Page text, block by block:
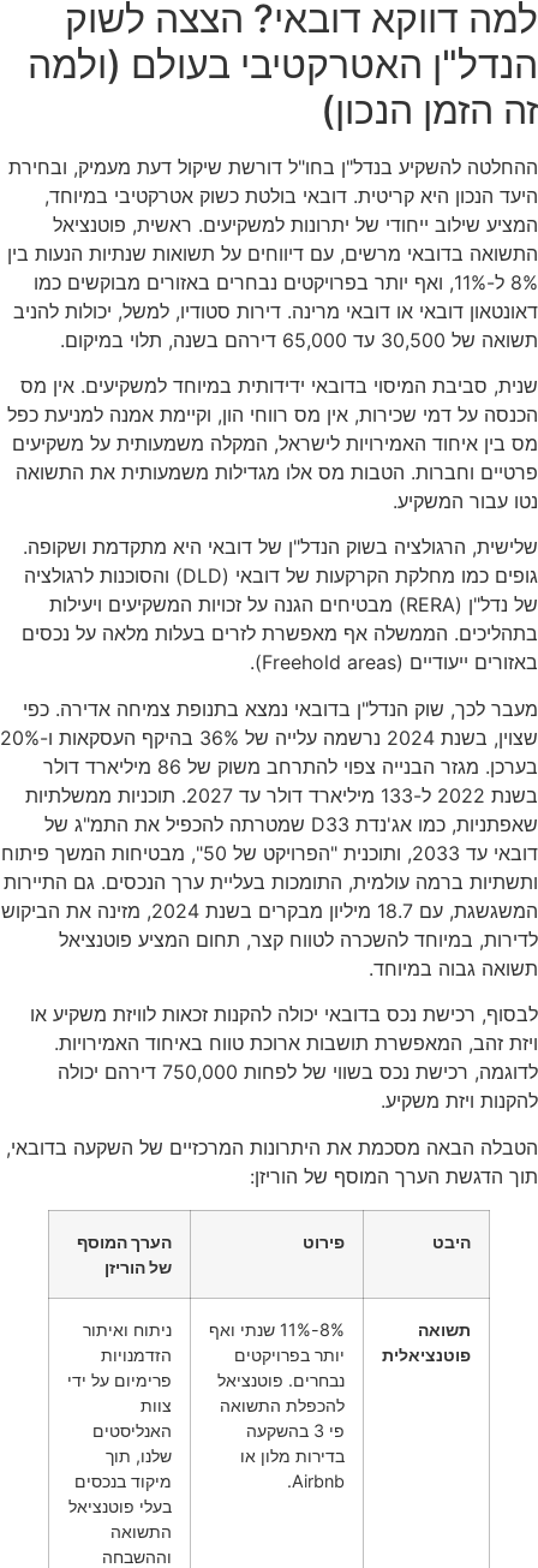
למה דווקא דובאי? הצצה לשוק
הנדל"ן האטרקטיבי בעולם (ולמה
זה הזמן הנכון)
ההחלטה להשקיע בנדל"ן בחו"ל דורשת שיקול דעת מעמיק, ובחירת
היעד הנכון היא קריטית. דובאי בולטת כשוק אטרקטיבי במיוחד,
המציע שילוב ייחודי של יתרונות למשקיעים. ראשית, פוטנציאל
התשואה בדובאי מרשים, עם דיווחים על תשואות שנתיות הנעות בין
8% ל-11%, ואף יותר בפרויקטים נבחרים באזורים מבוקשים כמו
דאונטאון דובאי או דובאי מרינה. דירות סטודיו, למשל, יכולות להניב
תשואה של 30,500 עד 65,000 דירהם בשנה, תלוי במיקום.
שנית, סביבת המיסוי בדובאי ידידותית במיוחד למשקיעים. אין מס
הכנסה על דמי שכירות, אין מס רווחי הון, וקיימת אמנה למניעת כפל
מס בין איחוד האמירויות לישראל, המקלה משמעותית על משקיעים
פרטיים וחברות. הטבות מס אלו מגדילות משמעותית את התשואה
נטו עבור המשקיע.
שלישית, הרגולציה בשוק הנדל"ן של דובאי היא מתקדמת ושקופה.
גופים כמו מחלקת הקרקעות של דובאי (DLD) והסוכנות לרגולציה
של נדל"ן (RERA) מבטיחים הגנה על זכויות המשקיעים ויעילות
בתהליכים. הממשלה אף מאפשרת לזרים בעלות מלאה על נכסים
באזורים ייעודיים (Freehold areas).
מעבר לכך, שוק הנדל"ן בדובאי נמצא בתנופת צמיחה אדירה. כפי
שצוין, בשנת 2024 נרשמה עלייה של 36% בהיקף העסקאות ו-20%
בערכן. מגזר הבנייה צפוי להתרחב משוק של 86 מיליארד דולר
בשנת 2022 ל-133 מיליארד דולר עד 2027. תוכניות ממשלתיות
שאפתניות, כמו אג'נדת D33 שמטרתה להכפיל את התמ"ג של
דובאי עד 2033, ותוכנית "הפרויקט של 50", מבטיחות המשך פיתוח
ותשתיות ברמה עולמית, התומכות בעליית ערך הנכסים. גם התיירות
המשגשגת, עם 18.7 מיליון מבקרים בשנת 2024, מזינה את הביקוש
לדירות, במיוחד להשכרה לטווח קצר, תחום המציע פוטנציאל
תשואה גבוה במיוחד.
לבסוף, רכישת נכס בדובאי יכולה להקנות זכאות לוויזת משקיע או
ויזת זהב, המאפשרת תושבות ארוכת טווח באיחוד האמירויות.
לדוגמה, רכישת נכס בשווי של לפחות 750,000 דירהם יכולה
להקנות ויזת משקיע.
הטבלה הבאה מסכמת את היתרונות המרכזיים של השקעה בדובאי,
תוך הדגשת הערך המוסף של הוריזן:
היבט פירוט
הערך המוסף
של הוריזן
תשואה
פוטנציאלית
8%-11% שנתי ואף
יותר בפרויקטים
נבחרים. פוטנציאל
להכפלת התשואה
פי 3 בהשקעה
בדירות מלון או
Airbnb.
ניתוח ואיתור
הזדמנויות
פרימיום על ידי
צוות
האנליסטים
שלנו, תוך
מיקוד בנכסים
בעלי פוטנציאל
התשואה
וההשבחה